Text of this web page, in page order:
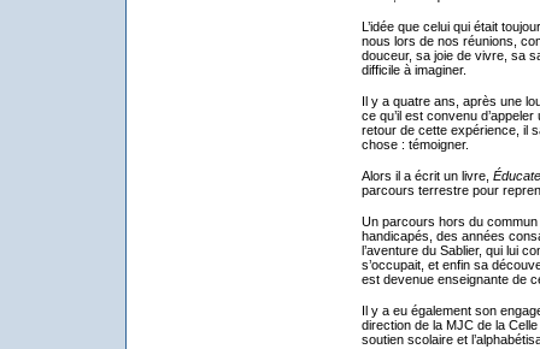
L’idée que celui qui était
nous lors de nos réunions,
douceur, sa joie de vivre, sa
difficile à imaginer.
Il y a quatre ans, après une
ce qu’il est convenu
retour de cette expérience, il
chose : témoigner.
Alors il a écrit un livre,
parcours terrestre pour
Un parcours hors du
handicapés, des années
l’aventure du Sablier, qui lui
s’occupait, et enfin sa
est devenue enseignante de
Il y a eu également son
direction de la MJC de la
soutien scolaire et